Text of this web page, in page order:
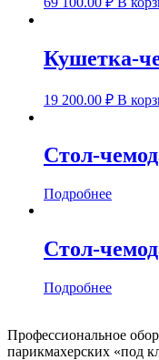
Кушетка-
19 200.00 ₽ В
Стол-
Подробнее
Стол-
Подробнее
Профессиональное
парикмахерских «под